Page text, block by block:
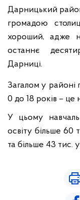
Дарницький
громадою
хороший, адже
останнє
Дарниці.
Загалом у районі
0 до 18 років – це
У цьому
освіту більше 60
та більше 43 тис.